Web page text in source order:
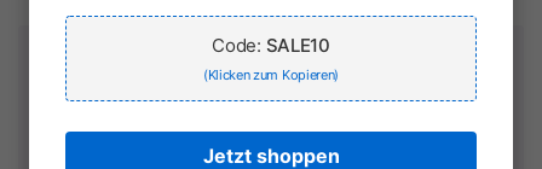
Zahlung & SicherheitCode: SALE10
(Klicken zum Kopieren)
Jetzt shoppen